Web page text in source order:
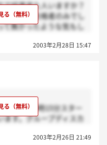
結果来た人いますか？
っけ？合格者のみでし
無かったような気もし
2003年2月28日 15:47
ー。朝9時15分スター
ます。グループディスカ
ばかりです。2003年2月26日 21:49